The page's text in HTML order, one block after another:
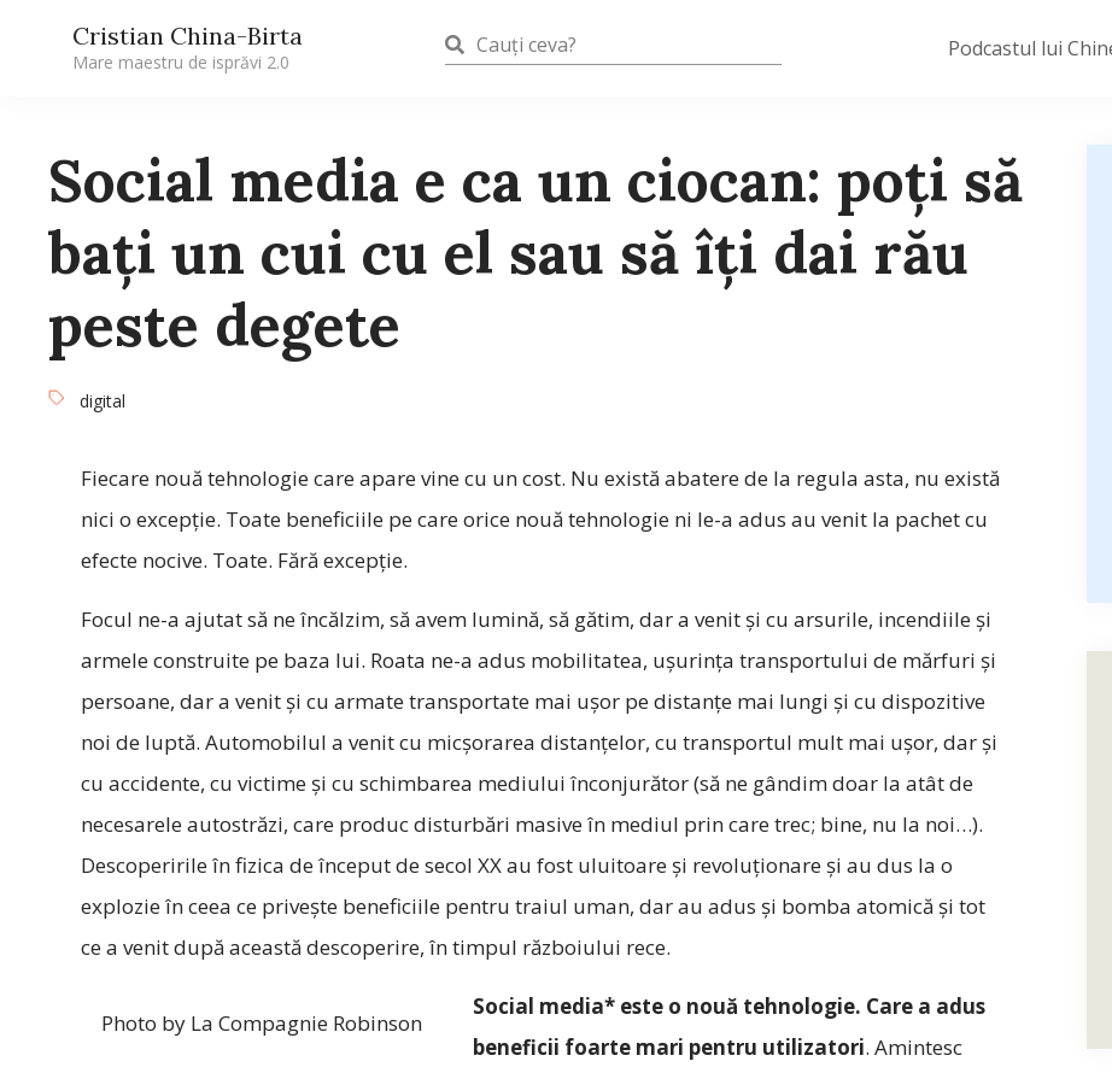
Cristian China-Birta
Mare maestru de isprăvi 2.0
Podcastul lui
Social media e ca un ciocan: poți să
bați un cui cu el sau să îți dai rău
peste degete
digital
Fiecare nouă tehnologie care apare vine cu un cost. Nu există abatere de la regula asta, nu există
nici o excepție. Toate beneficiile pe care orice nouă tehnologie ni le-a adus au venit la pachet cu
efecte nocive. Toate. Fără excepție.
Focul ne-a ajutat să ne încălzim, să avem lumină, să gătim, dar a venit și cu arsurile, incendiile și
armele construite pe baza lui. Roata ne-a adus mobilitatea, ușurința transportului de mărfuri și
persoane, dar a venit și cu armate transportate mai ușor pe distanțe mai lungi și cu dispozitive
noi de luptă. Automobilul a venit cu micșorarea distanțelor, cu transportul mult mai ușor, dar și
cu accidente, cu victime și cu schimbarea mediului înconjurător (să ne gândim doar la atât de
necesarele autostrăzi, care produc disturbări masive în mediul prin care trec; bine, nu la noi…).
Descoperirile în fizica de început de secol XX au fost uluitoare și revoluționare și au dus la o
explozie în ceea ce privește beneficiile pentru traiul uman, dar au adus și bomba atomică și tot
ce a venit după această descoperire, în timpul războiului rece.
Photo by La Compagnie Robinson
Social media* este o nouă tehnologie. Care a adus
beneficii foarte mari pentru utilizatori. Amintesc